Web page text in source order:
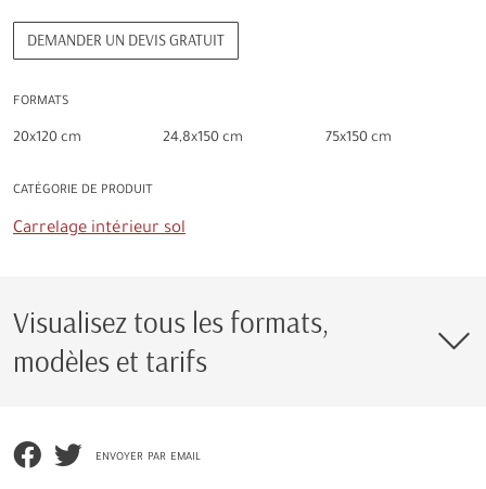
DEMANDER UN DEVIS GRATUIT
FORMATS
20x120 cm 24,8x150 cm 75x150 cm
CATÉGORIE DE PRODUIT
Carrelage intérieur sol
Visualisez tous les formats,
modèles et tarifs
envoyer par email